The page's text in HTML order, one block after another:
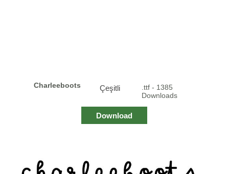
Charleeboots Çeşitli
.ttf - 1385
Downloads
Download